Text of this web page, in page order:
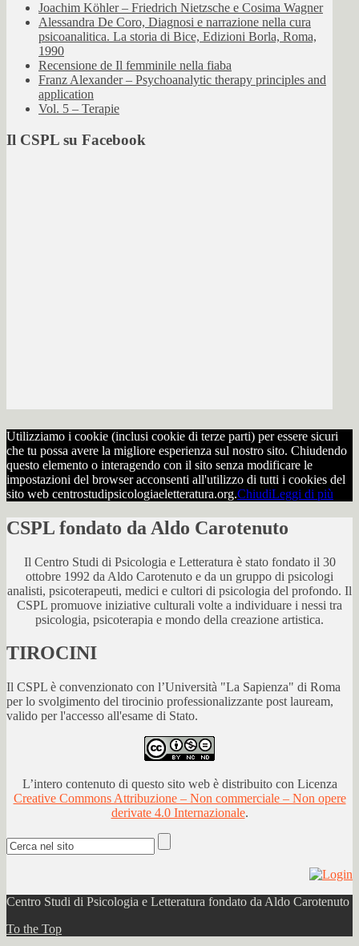
Joachim Köhler – Friedrich Nietzsche e Cosima Wagner
Alessandra De Coro, Diagnosi e narrazione nella cura
psicoanalitica. La storia di Bice, Edizioni Borla, Roma,
1990
Recensione de Il femminile nella fiaba
Franz Alexander – Psychoanalytic therapy principles and
application
Vol. 5 – Terapie
Il CSPL su Facebook
Utilizziamo i cookie (inclusi cookie di terze parti) per essere sicuri
che tu possa avere la migliore esperienza sul nostro sito. Chiudendo
questo elemento o interagendo con il sito senza modificare le
impostazioni del browser acconsenti all'utilizzo di tutti i cookies del
sito web centrostudipsicologiaeletteratura.org.ChiudiLeggi di più
CSPL fondato da Aldo Carotenuto
Il Centro Studi di Psicologia e Letteratura è stato fondato il 30
ottobre 1992 da Aldo Carotenuto e da un gruppo di psicologi
analisti, psicoterapeuti, medici e cultori di psicologia del profondo. Il
CSPL promuove iniziative culturali volte a individuare i nessi tra
psicologia, psicoterapia e mondo della creazione artistica.
TIROCINI
Il CSPL è convenzionato con l’Università "La Sapienza" di Roma
per lo svolgimento del tirocinio professionalizzante post lauream,
valido per l'accesso all'esame di Stato.
L’intero contenuto di questo sito web è distribuito con Licenza
Creative Commons Attribuzione – Non commerciale – Non opere
derivate 4.0 Internazionale.
Centro Studi di Psicologia e Letteratura fondato da Aldo Carotenuto
To the Top